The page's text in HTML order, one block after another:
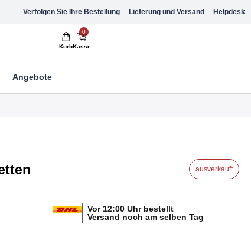
Verfolgen Sie Ihre Bestellung Lieferung und Versand Helpdesk
0
KorbKasse
Angebote
ausverkauft
Vor 12:00 Uhr bestellt
Versand noch am selben Tag